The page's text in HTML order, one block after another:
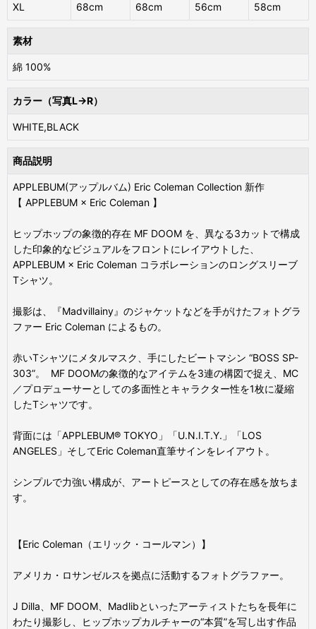
XL 68cm 68cm 56cm 58cm
素材
綿 100%
カラー（写真L→R）
WHITE,BLACK
商品説明
APPLEBUM(アップルバム) Eric Coleman Collection 新作
【 APPLEBUM × Eric Coleman 】
ヒップホップの象徴的存在 MF DOOM を、異なる3カットで構成
した印象的なビジュアルをフロントにレイアウトした、
APPLEBUM × Eric Coleman コラボレーションのロングスリーブ
Tシャツ。
撮影は、『Madvillainy』のジャケットなどを手がけたフォトグラ
ファー Eric Coleman によるもの。
赤いTシャツにメタルマスク、手にしたビートマシン “BOSS SP-
303”。 MF DOOMの象徴的なアイテムを3連の構図で捉え、MC
／プロデューサーとしての多面性とキャラクター性を1枚に凝縮
したTシャツです。
背面には「APPLEBUM® TOKYO」「U.N.I.T.Y.」「LOS
ANGELES」そしてEric Coleman直筆サインをレイアウト。
シンプルで力強い構成が、アートピースとしての存在感を放ちま
す。
【Eric Coleman（エリック・コールマン）】
アメリカ・ロサンゼルスを拠点に活動するフォトグラファー。
J Dilla、MF DOOM、Madlibといったアーティストたちを長年に
わたり撮影し、ヒップホップカルチャーの“本質”を写し出す作品